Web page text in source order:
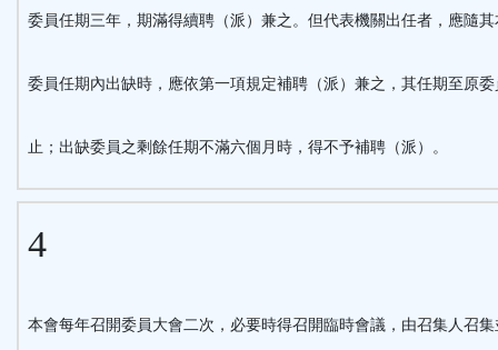
委員任期三年，期滿得續聘（派）兼之。但代表機關出任者，應隨
委員任期內出缺時，應依第一項規定補聘（派）兼之，其任期至原
止；出缺委員之剩餘任期不滿六個月時，得不予補聘（派）。
4
本會每年召開委員大會二次，必要時得召開臨時會議，由召集人召